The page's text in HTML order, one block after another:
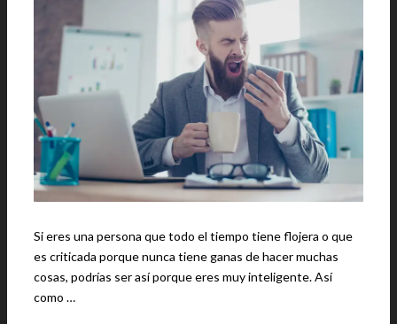
Si eres una persona que todo el tiempo tiene flojera o que
es criticada porque nunca tiene ganas de hacer muchas
cosas, podrías ser así porque eres muy inteligente. Así
como …